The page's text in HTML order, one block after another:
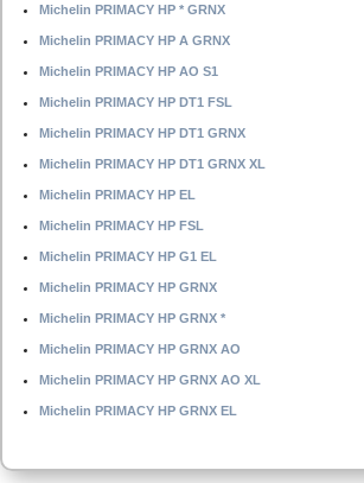
Michelin PRIMACY HP * GRNX
Michelin PRIMACY HP A GRNX
Michelin PRIMACY HP AO S1
Michelin PRIMACY HP DT1 FSL
Michelin PRIMACY HP DT1 GRNX
Michelin PRIMACY HP DT1 GRNX XL
Michelin PRIMACY HP EL
Michelin PRIMACY HP FSL
Michelin PRIMACY HP G1 EL
Michelin PRIMACY HP GRNX
Michelin PRIMACY HP GRNX *
Michelin PRIMACY HP GRNX AO
Michelin PRIMACY HP GRNX AO XL
Michelin PRIMACY HP GRNX EL